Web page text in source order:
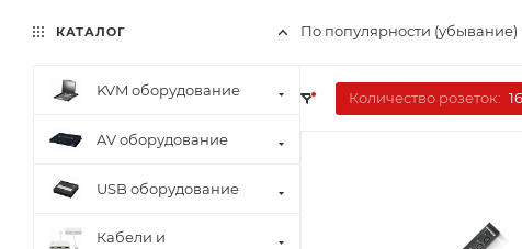
По популярности (убывание)
Количество розеток: 16
КАТАЛОГ
KVM оборудование
AV оборудование
USB оборудование
Кабели и